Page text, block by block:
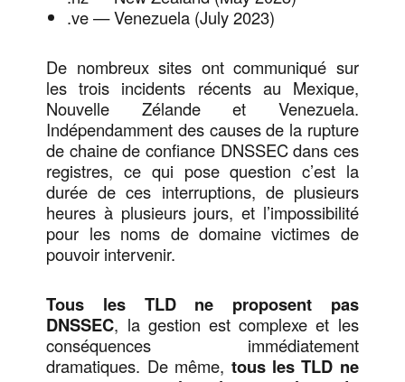
.ve — Venezuela (July 2023)
De nombreux sites ont communiqué sur
les trois incidents récents au Mexique,
Nouvelle Zélande et Venezuela.
Indépendamment des causes de la rupture
de chaine de confiance DNSSEC dans ces
registres, ce qui pose question c’est la
durée de ces interruptions, de plusieurs
heures à plusieurs jours, et l’impossibilité
pour les noms de domaine victimes de
pouvoir intervenir.
Tous les TLD ne proposent pas
DNSSEC, la gestion est complexe et les
conséquences immédiatement
dramatiques. De même, tous les TLD ne